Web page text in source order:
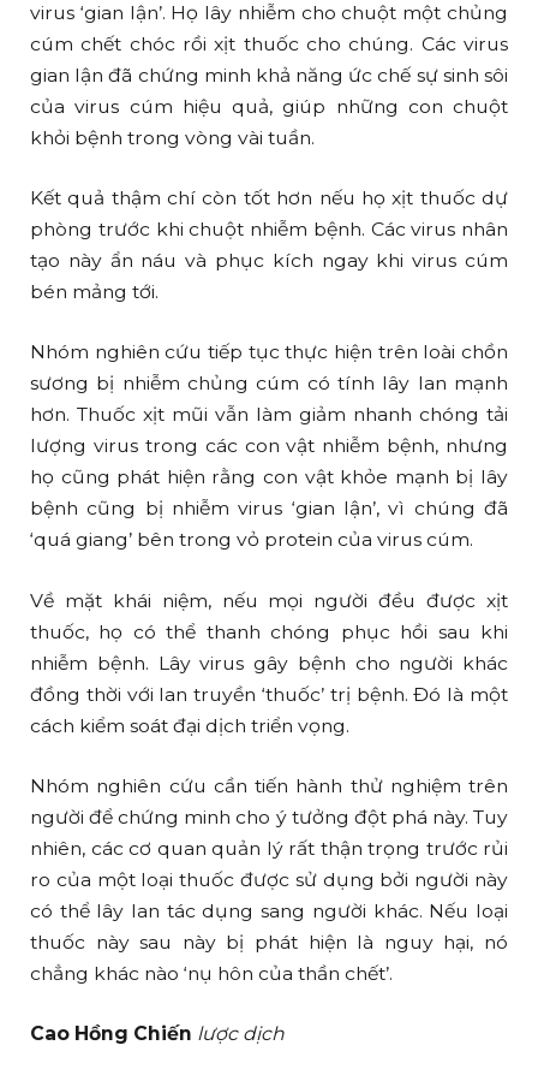
virus ‘gian lận’. Họ lây nhiễm cho chuột một chủng
cúm chết chóc rồi xịt thuốc cho chúng. Các virus
gian lận đã chứng minh khả năng ức chế sự sinh sôi
của virus cúm hiệu quả, giúp những con chuột
khỏi bệnh trong vòng vài tuần.
Kết quả thậm chí còn tốt hơn nếu họ xịt thuốc dự
phòng trước khi chuột nhiễm bệnh. Các virus nhân
tạo này ẩn náu và phục kích ngay khi virus cúm
bén mảng tới.
Nhóm nghiên cứu tiếp tục thực hiện trên loài chồn
sương bị nhiễm chủng cúm có tính lây lan mạnh
hơn. Thuốc xịt mũi vẫn làm giảm nhanh chóng tải
lượng virus trong các con vật nhiễm bệnh, nhưng
họ cũng phát hiện rằng con vật khỏe mạnh bị lây
bệnh cũng bị nhiễm virus ‘gian lận’, vì chúng đã
‘quá giang’ bên trong vỏ protein của virus cúm.
Về mặt khái niệm, nếu mọi người đều được xịt
thuốc, họ có thể thanh chóng phục hồi sau khi
nhiễm bệnh. Lây virus gây bệnh cho người khác
đồng thời với lan truyền ‘thuốc’ trị bệnh. Đó là một
cách kiểm soát đại dịch triển vọng.
Nhóm nghiên cứu cần tiến hành thử nghiệm trên
người để chứng minh cho ý tưởng đột phá này. Tuy
nhiên, các cơ quan quản lý rất thận trọng trước rủi
ro của một loại thuốc được sử dụng bởi người này
có thể lây lan tác dụng sang người khác. Nếu loại
thuốc này sau này bị phát hiện là nguy hại, nó
chẳng khác nào ‘nụ hôn của thần chết’.
Cao Hồng Chiến lược dịch